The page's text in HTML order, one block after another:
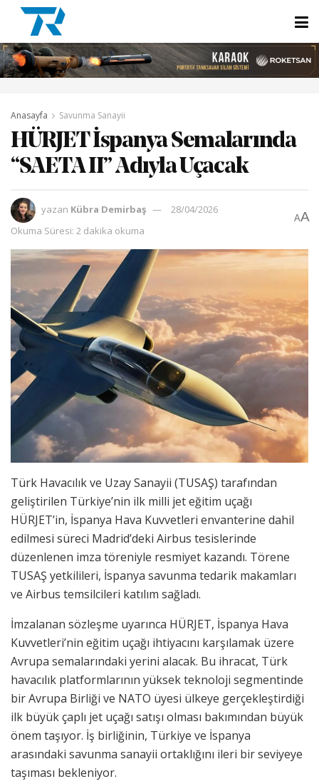
Anasayfa Savunma Sanayii
HÜRJET İspanya Semalarında
“SAETA II” Adıyla Uçacak
yazan Kübra Demirbaş
28/04/2026
Okuma Süresi: 2 dakika okuma
AA
Türk Havacılık ve Uzay Sanayii (TUSAŞ) tarafından
geliştirilen Türkiye’nin ilk milli jet eğitim uçağı
HÜRJET’in, İspanya Hava Kuvvetleri envanterine dahil
edilmesi süreci Madrid’deki Airbus tesislerinde
düzenlenen imza töreniyle resmiyet kazandı. Törene
TUSAŞ yetkilileri, İspanya savunma tedarik makamları
ve Airbus temsilcileri katılım sağladı.
İmzalanan sözleşme uyarınca HÜRJET, İspanya Hava
Kuvvetleri’nin eğitim uçağı ihtiyacını karşılamak üzere
Avrupa semalarındaki yerini alacak. Bu ihracat, Türk
havacılık platformlarının yüksek teknoloji segmentinde
bir Avrupa Birliği ve NATO üyesi ülkeye gerçekleştirdiği
ilk büyük çaplı jet uçağı satışı olması bakımından büyük
önem taşıyor. İş birliğinin, Türkiye ve İspanya
arasındaki savunma sanayii ortaklığını ileri bir seviyeye
taşıması bekleniyor.